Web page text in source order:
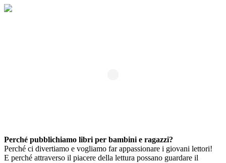
Perché pubblichiamo libri per bambini e ragazzi?
Perché ci divertiamo e vogliamo far appassionare i giovani lettori!
E perché attraverso il piacere della lettura possano guardare il